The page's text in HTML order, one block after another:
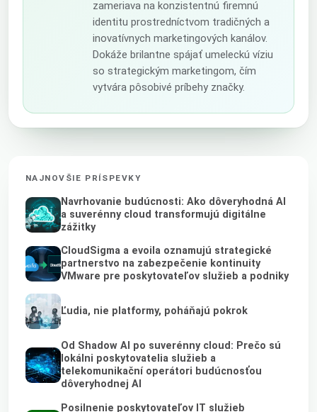
zameriava na konzistentnú firemnú
identitu prostredníctvom tradičných a
inovatívnych marketingových kanálov.
Dokáže brilantne spájať umeleckú víziu
so strategickým marketingom, čím
vytvára pôsobivé príbehy značky.
NAJNOVŠIE PRÍSPEVKY
Navrhovanie budúcnosti: Ako dôveryhodná AI
a suverénny cloud transformujú digitálne
zážitky
CloudSigma a evoila oznamujú strategické
partnerstvo na zabezpečenie kontinuity
VMware pre poskytovateľov služieb a podniky
Ľudia, nie platformy, poháňajú pokrok
Od Shadow AI po suverénny cloud: Prečo sú
lokálni poskytovatelia služieb a
telekomunikační operátori budúcnosťou
dôveryhodnej AI
Posilnenie poskytovateľov IT služieb